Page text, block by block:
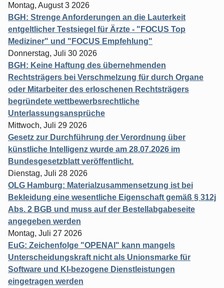
Montag, August 3 2026
BGH: Strenge Anforderungen an die Lauterkeit
entgeltlicher Testsiegel für Ärzte - "FOCUS Top
Mediziner" und "FOCUS Empfehlung"
Donnerstag, Juli 30 2026
BGH: Keine Haftung des übernehmenden
Rechtsträgers bei Verschmelzung für durch Organe
oder Mitarbeiter des erloschenen Rechtsträgers
begründete wettbewerbsrechtliche
Unterlassungsansprüche
Mittwoch, Juli 29 2026
Gesetz zur Durchführung der Verordnung über
künstliche Intelligenz wurde am 28.07.2026 im
Bundesgesetzblatt veröffentlicht.
Dienstag, Juli 28 2026
OLG Hamburg: Materialzusammensetzung ist bei
Bekleidung eine wesentliche Eigenschaft gemäß § 312j
Abs. 2 BGB und muss auf der Bestellabgabeseite
angegeben werden
Montag, Juli 27 2026
EuG: Zeichenfolge "OPENAI" kann mangels
Unterscheidungskraft nicht als Unionsmarke für
Software und KI-bezogene Dienstleistungen
eingetragen werden